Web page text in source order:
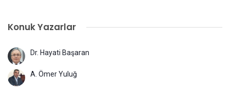
Konuk Yazarlar
Dr. Hayati Başaran
A. Ömer Yuluğ